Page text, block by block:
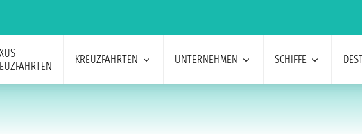
KREUZFAHRTEN UNTERNEHMEN SCHIFFE